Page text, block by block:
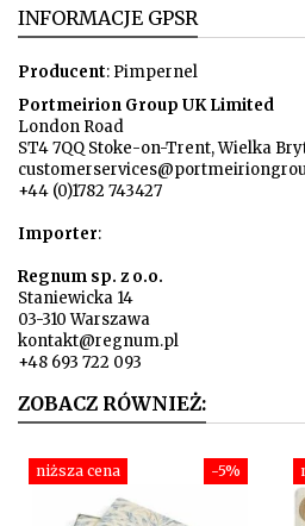
INFORMACJE GPSR
Producent: Pimpernel
Portmeirion Group UK Limited
London Road
ST4 7QQ Stoke-on-Trent, Wielka
+44 (0)1782 743427
Importer:
Regnum sp. z o.o.
Staniewicka 14
03-310 Warszawa
kontakt@regnum.pl
+48 693 722 093
ZOBACZ RÓWNIEŻ:
-5%
niższa cena